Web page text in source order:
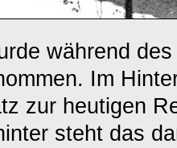
während
Im
zur heutigen
steht das